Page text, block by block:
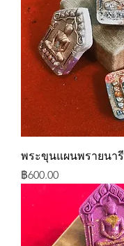
พระขุนแผนพรายนารี
ราคา
฿600.00